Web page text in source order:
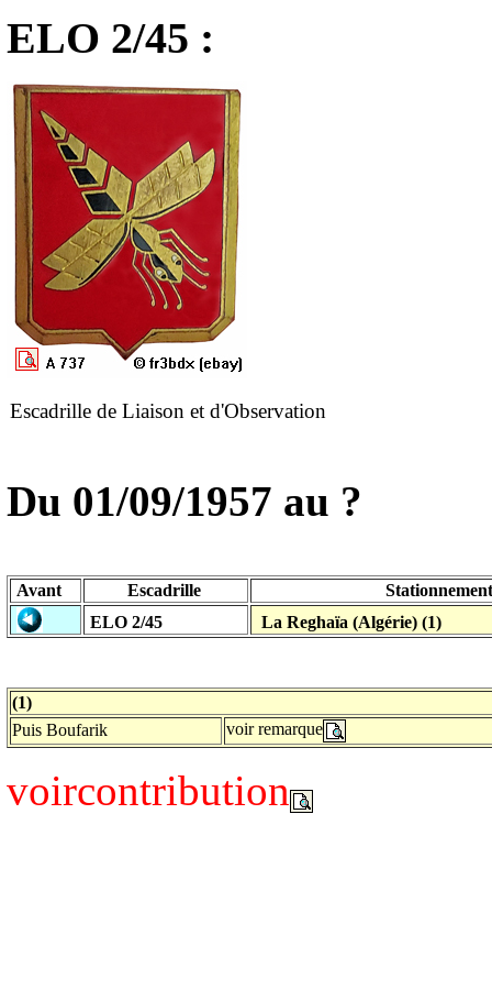
ELO 2/45 :
Escadrille de Liaison et d'Observation
Du 01/09/1957 au ?
Avant Escadrille
ELO 2/45
La Reghaïa (Algérie) (1)
(1)
Puis Boufarik
voir remarque
voircontribution